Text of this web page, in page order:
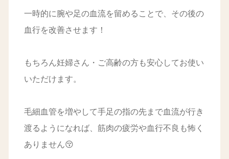
一時的に腕や足の血流を留めることで、その後の
血行を改善させます！
もちろん妊婦さん・ご高齢の方も安心してお使い
いただけます。
毛細血管を増やして手足の指の先まで血流が行き
渡るようになれば、筋肉の疲労や血行不良も怖く
ありません😚